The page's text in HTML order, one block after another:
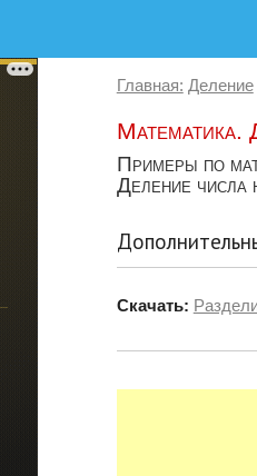
Главная: Деление
Математика.
Примеры по
Деление
Скачать: